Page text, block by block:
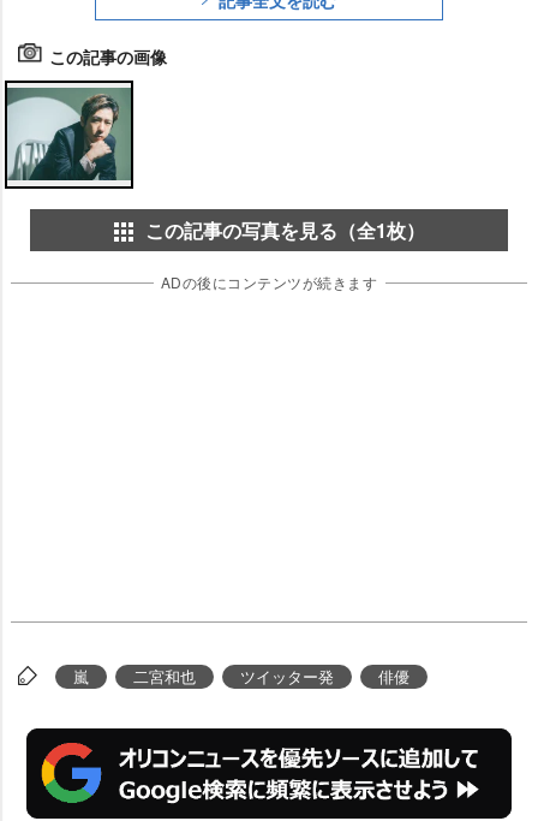
この記事の画像
この記事の写真を見る（全1枚）
ADの後にコンテンツが続きます
嵐 二宮和也 ツイッター発 俳優